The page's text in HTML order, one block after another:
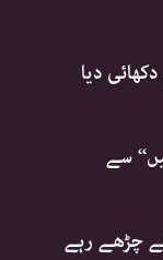
دیا
سے
چڑھے رہے